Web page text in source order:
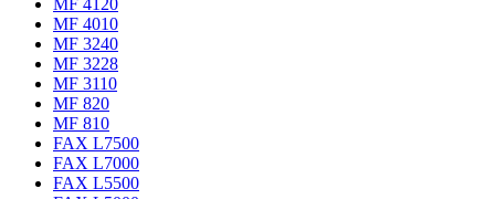
MF 4010
MF 3240
MF 3228
MF 3110
MF 820
MF 810
FAX L7500
FAX L7000
FAX L5500